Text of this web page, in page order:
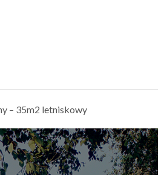
– 35m2 letniskowy